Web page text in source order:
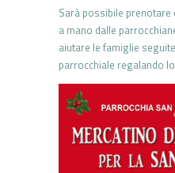
Sarà possibile
a mano dalle
aiutare le famiglie
parrocchiale regalando